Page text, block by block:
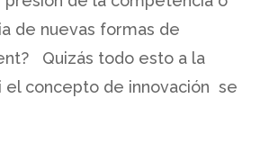
de nuevas formas de
Quizás todo esto a la
el concepto de innovación se